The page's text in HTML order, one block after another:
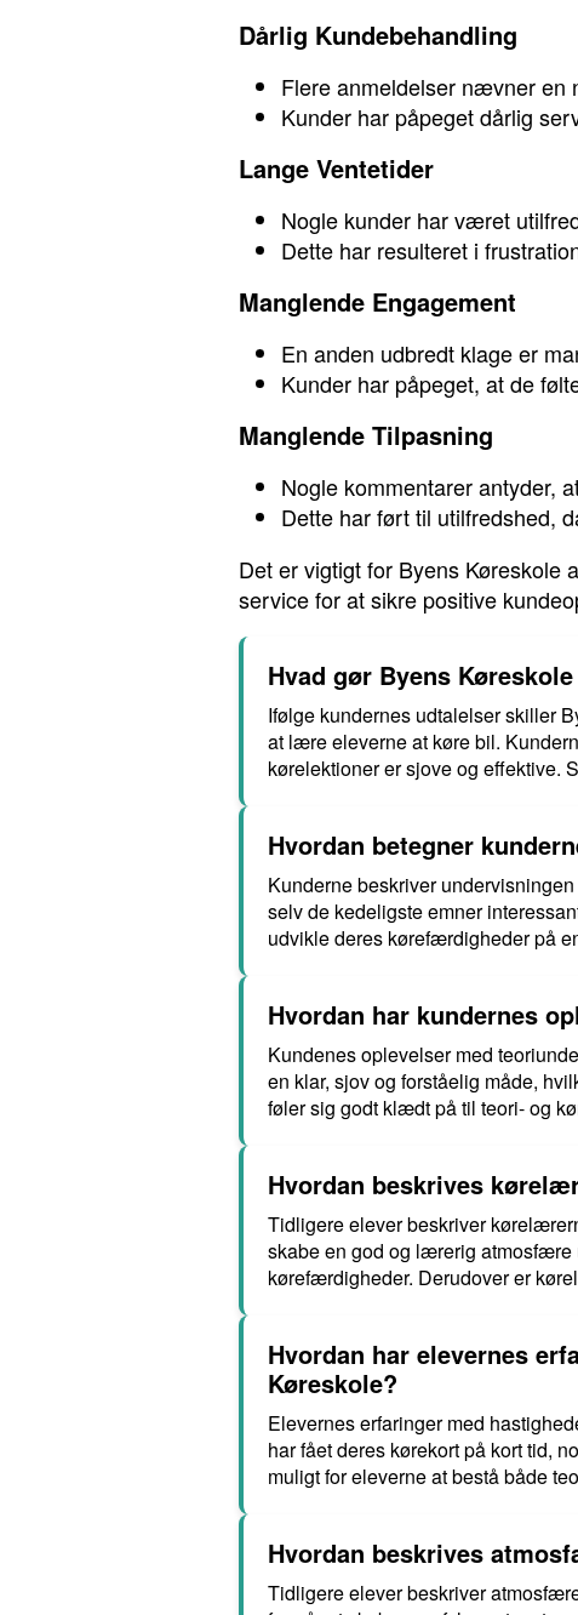
Dårlig Kundebehandling
Flere anmeldelser nævner en
Kunder har påpeget dårlig
Lange Ventetider
Nogle kunder har været
Dette har resulteret i
Manglende Engagement
En anden udbredt klage er
Kunder har påpeget, at de
Manglende Tilpasning
Nogle kommentarer antyder,
Dette har ført til utilfredshed,
Det er vigtigt for Byens
service for at sikre positive
Hvad gør Byens
Ifølge kundernes udtalelser skiller
at lære eleverne at køre bil.
kørelektioner er sjove og effektive.
Hvordan betegner
Kunderne beskriver
selv de kedeligste emner
udvikle deres kørefærdigheder på
Hvordan har kundernes
Kundenes oplevelser med
en klar, sjov og forståelig måde,
føler sig godt klædt på til teori- og
Hvordan beskrives
Tidligere elever beskriver
skabe en god og lærerig atmosfære
kørefærdigheder. Derudover er
Hvordan har elevernes
Køreskole?
Elevernes erfaringer med
har fået deres kørekort på kort tid,
muligt for eleverne at bestå både
Hvordan beskrives
Tidligere elever beskriver